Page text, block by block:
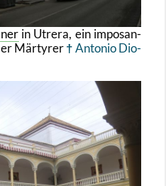
in Utre­ra, ein im­po­san­
Mär­ty­rer
An­to­nio Dio­